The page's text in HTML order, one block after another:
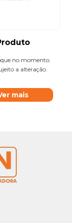
no momento.
a alteração.
mais